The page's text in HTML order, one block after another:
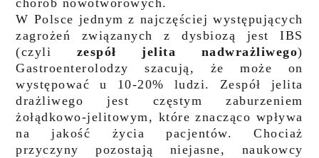
chorób nowotworowych.
W Polsce jednym z najczęściej występujących
zagrożeń związanych z dysbiozą jest IBS
(czyli zespół jelita nadwrażliwego)
Gastroenterolodzy szacują, że może on
występować u 10-20% ludzi. Zespół jelita
drażliwego jest częstym zaburzeniem
żołądkowo-jelitowym, które znacząco wpływa
na jakość życia pacjentów.Chociaż
przyczyny pozostają niejasne, naukowcy